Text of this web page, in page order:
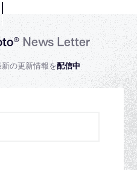
News Letter
の更新情報を配信中